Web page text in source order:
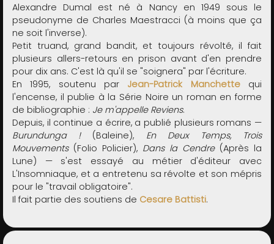
Alexandre Dumal est né à Nancy en 1949 sous le
pseudonyme de Charles Maestracci (à moins que ça
ne soit l'inverse).
Petit truand, grand bandit, et toujours révolté, il fait
plusieurs allers-retours en prison avant d'en prendre
pour dix ans. C'est là qu'il se "soignera" par l'écriture.
En 1995, soutenu par Jean-Patrick Manchettequi
l'encense, il publie à la Série Noire un roman en forme
de bibliographie : Je m'appelle Reviens.
Depuis, il continue a écrire, a publié plusieurs romans —
Burundunga !(Baleine), En Deux Temps, Trois
Mouvements(Folio Policier), Dans la Cendre(Après la
Lune) — s'est essayé au métier d'éditeur avec
L'Insomniaque, et a entretenu sa révolte et son mépris
pour le "travail obligatoire".
Il fait partie des soutiens de Cesare Battisti.